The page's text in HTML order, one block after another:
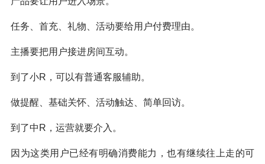
任务、首充、礼物、活动要给用户付费理由。
主播要把用户接进房间互动。
到了小R，可以有普通客服辅助。
做提醒、基础关怀、活动触达、简单回访。
到了中R，运营就要介入。
因为这类用户已经有明确消费能力，也有继续往上走的可